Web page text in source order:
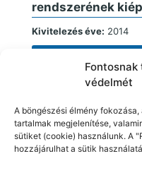
védelmét
A böngészési élmény
tartalmak megjelenítése,
sütiket (cookie) használunk. A
hozzájárulhat a sütik
rendszerének
Kivitelezés éve: 2014